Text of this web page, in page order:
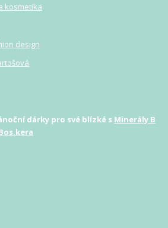
kosmetika
design
dárky pro své blízké s Minerály B